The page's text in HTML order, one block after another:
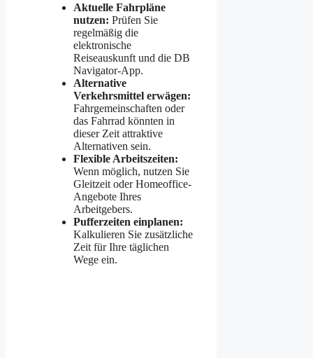
Aktuelle Fahrpläne
nutzen: Prüfen Sie
regelmäßig die
elektronische
Reiseauskunft und die DB
Navigator-App.
Alternative
Verkehrsmittel erwägen:
Fahrgemeinschaften oder
das Fahrrad könnten in
dieser Zeit attraktive
Alternativen sein.
Flexible Arbeitszeiten:
Wenn möglich, nutzen Sie
Gleitzeit oder Homeoffice-
Angebote Ihres
Arbeitgebers.
Pufferzeiten einplanen:
Kalkulieren Sie zusätzliche
Zeit für Ihre täglichen
Wege ein.